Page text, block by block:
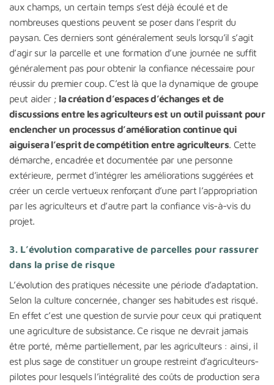
aux champs, un certain temps s’est déjà écoulé et de
nombreuses questions peuvent se poser dans l’esprit du
paysan. Ces derniers sont généralement seuls lorsqu’il s’agit
d’agir sur la parcelle et une formation d’une journée ne suffit
généralement pas pour obtenir la confiance nécessaire pour
réussir du premier coup. C’est là que la dynamique de groupe
peut aider ; la création d’espaces d’échanges et de
discussions entre les agriculteurs est un outil puissant pour
enclencher un processus d’amélioration continue qui
aiguisera l’esprit de compétition entre agriculteurs. Cette
démarche, encadrée et documentée par une personne
extérieure, permet d’intégrer les améliorations suggérées et
créer un cercle vertueux renforçant d’une part l’appropriation
par les agriculteurs et d’autre part la confiance vis-à-vis du
projet.
3. L’évolution comparative de parcelles pour rassurer
dans la prise de risque
L’évolution des pratiques nécessite une période d’adaptation.
Selon la culture concernée, changer ses habitudes est risqué.
En effet c’est une question de survie pour ceux qui pratiquent
une agriculture de subsistance. Ce risque ne devrait jamais
être porté, même partiellement, par les agriculteurs : ainsi, il
est plus sage de constituer un groupe restreint d’agriculteurs-
pilotes pour lesquels l’intégralité des coûts de production sera